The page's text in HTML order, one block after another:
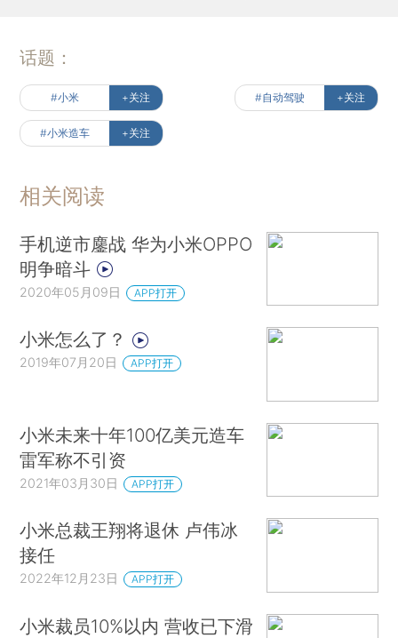
话题：
#小米 +关注 #自动驾驶 +关注
#小米造车 +关注
相关阅读
手机逆市鏖战 华为小米OPPO
明争暗斗
2020年05月09日 APP打开
小米怎么了？
2019年07月20日 APP打开
小米未来十年100亿美元造车
雷军称不引资
2021年03月30日 APP打开
小米总裁王翔将退休 卢伟冰
接任
2022年12月23日 APP打开
小米裁员10%以内 营收已下滑